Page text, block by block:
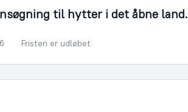
til hytter i det åbne land.
Fristen er udløbet